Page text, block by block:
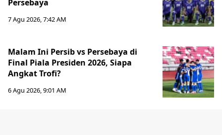
Persebaya
7 Agu 2026, 7:42 AM
Malam Ini Persib vs Persebaya di
Final Piala Presiden 2026, Siapa
Angkat Trofi?
6 Agu 2026, 9:01 AM